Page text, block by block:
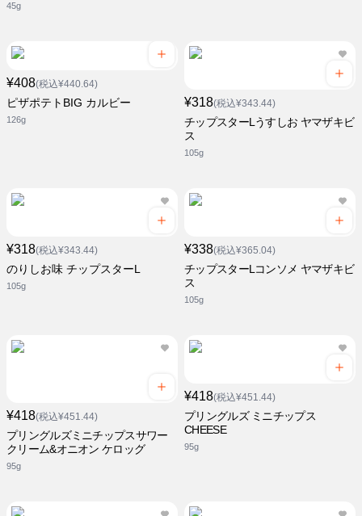
45g
¥408(税込¥440.64)
ピザポテトBIG カルビー
126g
¥318(税込¥343.44)
チップスターLうすしお ヤマザキビ
ス
105g
¥318(税込¥343.44)
のりしお味 チップスターL
105g
¥338(税込¥365.04)
チップスターLコンソメ ヤマザキビ
ス
105g
¥418(税込¥451.44)
プリングルズミニチップスサワー
クリーム&オニオン ケロッグ
95g
¥418(税込¥451.44)
プリングルズ ミニチップス
CHEESE
95g